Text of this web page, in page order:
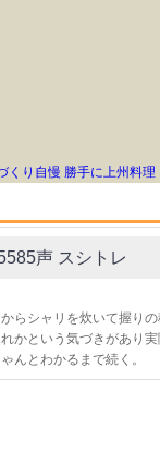
くり自慢 勝手に上州料理
声 スシトレ
らシャリを炊いて握り
かという気づきがあり
んとわかるまで続く。